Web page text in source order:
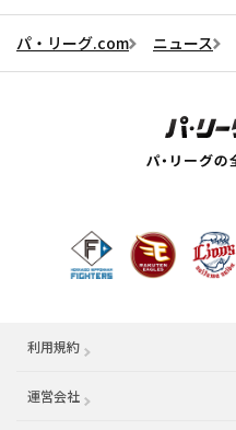
パ・リーグ.com ニュース
利用規約
運営会社 （別ウィンドウで開く）